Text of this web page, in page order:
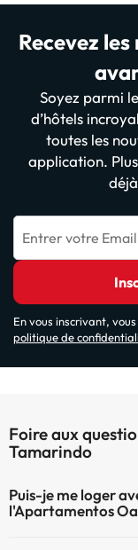
Recevez
Soyez parmi
d’hôtels
toutes les
application.
Entrer votre Email
En vous inscrivant,
politique de
Foire aux
Tamarindo
Puis-je me loger
l'Apartamentos